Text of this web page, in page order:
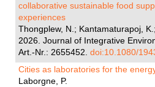
collaborative sustainable food
experiences
Thongplew, N.; Kantamaturapoj,
2026. Journal of Integrative
Art.-Nr.: 2655452. doi:10.1080/
Cities as laboratories for the
Laborgne, P.